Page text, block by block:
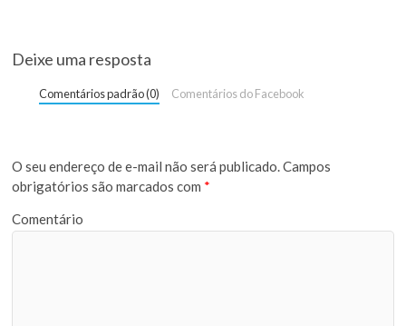
Deixe uma resposta
Comentários padrão (0) Comentários do Facebook
O seu endereço de e-mail não será publicado.Campos
obrigatórios são marcados com *
Comentário